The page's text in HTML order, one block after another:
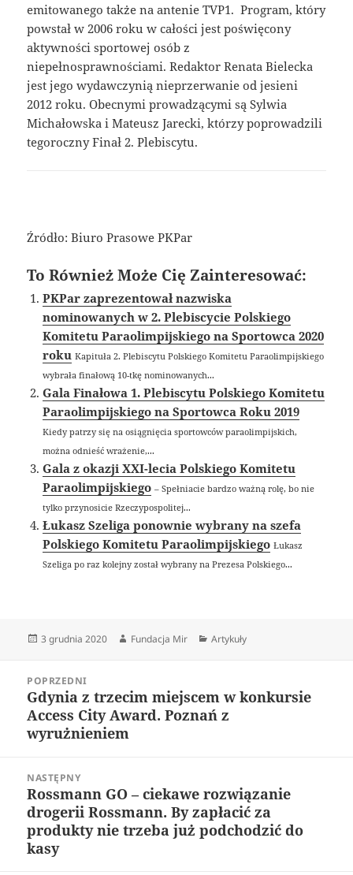
emitowanego także na antenie TVP1. Program, który
powstał w 2006 roku w całości jest poświęcony
aktywności sportowej osób z
niepełnosprawnościami. Redaktor Renata Bielecka
jest jego wydawczynią nieprzerwanie od jesieni
2012 roku. Obecnymi prowadzącymi są Sylwia
Michałowska i Mateusz Jarecki, którzy poprowadzili
tegoroczny Finał 2. Plebiscytu.
Źródło: Biuro Prasowe PKPar
To Również Może Cię Zainteresować:
PKPar zaprezentował nazwiska
nominowanych w 2. Plebiscycie Polskiego
Komitetu Paraolimpijskiego na Sportowca 2020
roku Kapituła 2. Plebiscytu Polskiego Komitetu Paraolimpijskiego
wybrała finałową 10-tkę nominowanych...
Gala Finałowa 1. Plebiscytu Polskiego Komitetu
Paraolimpijskiego na Sportowca Roku 2019
Kiedy patrzy się na osiągnięcia sportowców paraolimpijskich,
można odnieść wrażenie,...
Gala z okazji XXI-lecia Polskiego Komitetu
Paraolimpijskiego – Spełniacie bardzo ważną rolę, bo nie
tylko przynosicie Rzeczypospolitej...
Łukasz Szeliga ponownie wybrany na szefa
Polskiego Komitetu Paraolimpijskiego Łukasz
Szeliga po raz kolejny został wybrany na Prezesa Polskiego...
Data
3 grudnia 2020 Autor
Fundacja Mir Kategorie
Artykuły
wpisuPOPRZEDNI
Poprzedni
wpis:
Gdynia z trzecim miejscem w konkursie
Access City Award. Poznań z
wyrużnieniem
NASTĘPNY
Następny
wpis:
Rossmann GO – ciekawe rozwiązanie
drogerii Rossmann. By zapłacić za
produkty nie trzeba już podchodzić do
kasy